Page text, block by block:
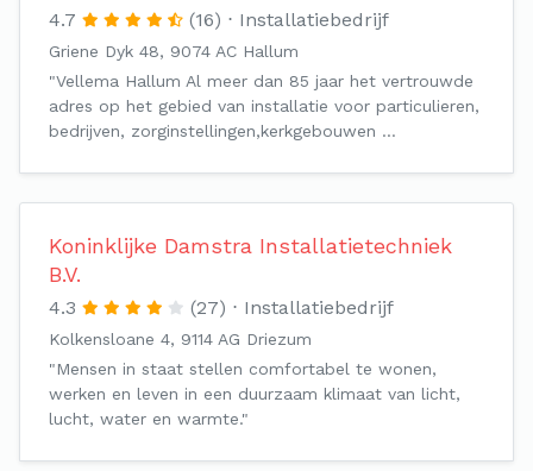
4.7 (16) Installatiebedrijf
Griene Dyk 48, 9074 AC Hallum
"Vellema Hallum Al meer dan 85 jaar het vertrouwde
adres op het gebied van installatie voor particulieren,
bedrijven, zorginstellingen,kerkgebouwen …
Koninklijke Damstra Installatietechniek
B.V.
4.3 (27) Installatiebedrijf
Kolkensloane 4, 9114 AG Driezum
"Mensen in staat stellen comfortabel te wonen,
werken en leven in een duurzaam klimaat van licht,
lucht, water en warmte."